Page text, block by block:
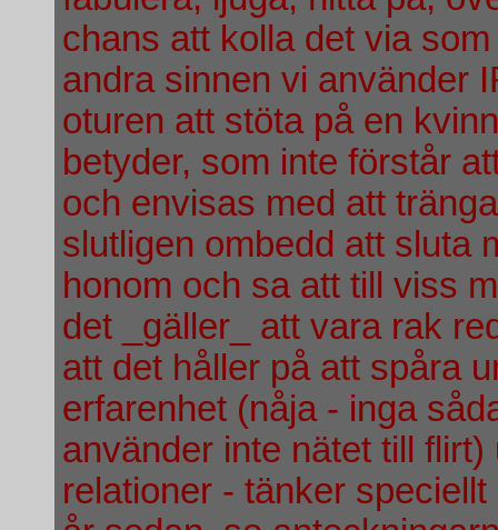
chans att kolla det via
andra sinnen vi använder
oturen att stöta på en
betyder, som inte förstår
och envisas med att
slutligen ombedd att sluta
honom och sa att till viss
det _gäller_ att vara rak
att det håller på att spåra
erfarenhet (nåja - inga
använder inte nätet till
relationer - tänker